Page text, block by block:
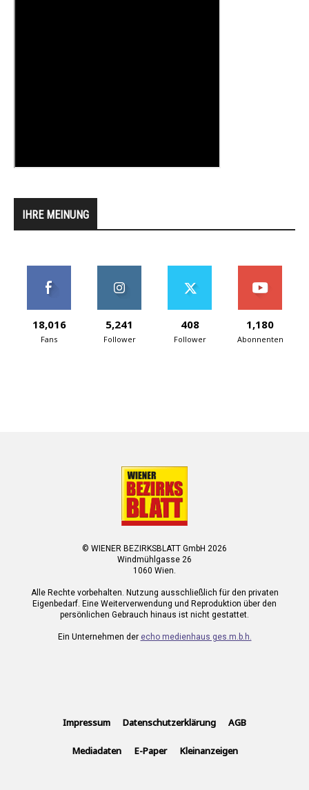
IHRE MEINUNG
18,016
Fans
5,241
Follower
408
Follower
1,180
Abonnenten
© WIENER BEZIRKSBLATT GmbH 2026
Windmühlgasse 26
1060 Wien.
Alle Rechte vorbehalten. Nutzung ausschließlich für den privaten
Eigenbedarf. Eine Weiterverwendung und Reproduktion über den
persönlichen Gebrauch hinaus ist nicht gestattet.
Ein Unternehmen der echo medienhaus ges.m.b.h.
Impressum Datenschutzerklärung AGB
Mediadaten E-Paper Kleinanzeigen